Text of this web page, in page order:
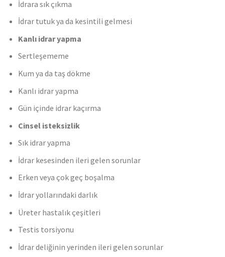
İdrara sık çıkma
İdrar tutuk ya da kesintili gelmesi
Kanlı idrar yapma
Sertleşememe
Kum ya da taş dökme
Kanlı idrar yapma
Gün içinde idrar kaçırma
Cinsel isteksizlik
Sık idrar yapma
İdrar kesesinden ileri gelen sorunlar
Erken veya çok geç boşalma
İdrar yollarındaki darlık
Üreter hastalık çeşitleri
Testis torsiyonu
İdrar deliğinin yerinden ileri gelen sorunlar